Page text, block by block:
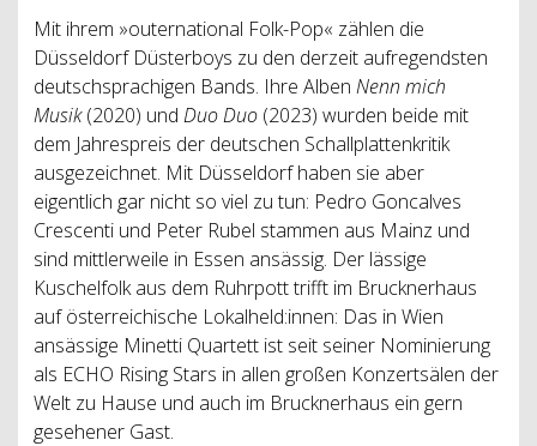
Mit ihrem »outernational Folk-Pop« zählen die
Düsseldorf Düsterboys zu den derzeit aufregendsten
deutschsprachigen Bands. Ihre Alben Nenn mich
Musik(2020) und Duo Duo (2023) wurden beide mit
dem Jahrespreis der deutschen Schallplattenkritik
ausgezeichnet. Mit Düsseldorf haben sie aber
eigentlich gar nicht so viel zu tun: Pedro Goncalves
Crescenti und Peter Rubel stammen aus Mainz und
sind mittlerweile in Essen ansässig. Der lässige
Kuschelfolk aus dem Ruhrpott trifft im Brucknerhaus
auf österreichische Lokalheld:innen: Das in Wien
ansässige Minetti Quartett ist seit seiner Nominierung
als ECHO Rising Stars in allen großen Konzertsälen der
Welt zu Hause und auch im Brucknerhaus ein gern
gesehener Gast.